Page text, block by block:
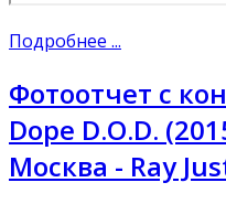
Подробнее ...
Фотоотчет с
Dope D.O.D.
Москва - Ray